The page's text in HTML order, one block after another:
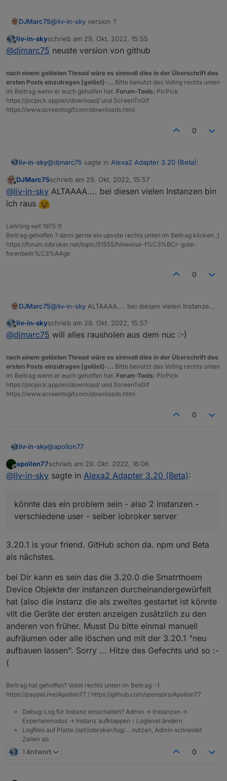
DJMarc75@liv-in-sky version ?
Offline
liv-in-skyschrieb am 29. Okt. 2022, 15:55
zuletzt editiert von
@djmarc75 neuste version von github
nach einem gelösten Thread wäre es sinnvoll dies in der Überschrift des
ersten Posts einzutragen [gelöst]-... Bitte benutzt das Voting rechts unten
im Beitrag wenn er euch geholfen hat. Forum-Tools: PicPick
https://picpick.app/en/download/ und ScreenToGif
https://www.screentogif.com/downloads.html
0
liv-in-sky@djmarc75 sagte in Alexa2 Adapter 3.20 (Beta):
@liv-in-sky version ?
Spoiler
Offline
DJMarc75schrieb am 29. Okt. 2022, 15:57
zuletzt editiert von
@liv-in-sky ALTAAAA.... bei diesen vielen Instanzen bin
ich raus
Lehrling seit 1975 !!!
Beitrag geholfen ? dann gerne ein upvote rechts unten im Beitrag klicken ;)
https://forum.iobroker.net/topic/51555/hinweise-f%C3%BCr-gute-
forenbeitr%C3%A4ge
0
DJMarc75@liv-in-sky ALTAAAA.... bei diesen vielen Instanzen
Offline
liv-in-skyschrieb am 29. Okt. 2022, 15:57
zuletzt editiert von
@djmarc75 will alles rausholen aus dem nuc :-)
nach einem gelösten Thread wäre es sinnvoll dies in der Überschrift des
ersten Posts einzutragen [gelöst]-... Bitte benutzt das Voting rechts unten
im Beitrag wenn er euch geholfen hat. Forum-Tools: PicPick
https://picpick.app/en/download/ und ScreenToGif
https://www.screentogif.com/downloads.html
0
liv-in-sky@apollon77
das gibt es ja nicht - jetzt ist der adapter auf debug
und neugestartet - jetzt ist der dp wieder da und
könnte das ein problem sein - also 2 instanzen -
verschiedene user - selber iobroker server
Offline
apollon77schrieb am 29. Okt. 2022, 16:06
zuletzt editiert von
@liv-in-sky sagte in Alexa2 Adapter 3.20 (Beta):
könnte das ein problem sein - also 2 instanzen -
verschiedene user - selber iobroker server
3.20.1 is your friend. GitHub schon da. npm und Beta
als nächstes.
bei Dir kann es sein das die 3.20.0 die Smatrthoem
Device Objekte der instanzen durcheinandergewürfelt
hat (also die instanz die als zweites gestartet ist könnte
vllt die Geräte der ersten anzeigen zusätzlich zu den
anderen von früher. Musst Du bitte einmal manuell
aufräumen oder alle löschen und mit der 3.20.1 "neu
aufbauen lassen". Sorry ... Hitze des Gefechts und so :-
(
Beitrag hat geholfen? Votet rechts unten im Beitrag :-)
https://paypal.me/Apollon77 / https://github.com/sponsors/Apollon77
Debug-Log für Instanz einschalten? Admin -> Instanzen ->
Expertenmodus -> Instanz aufklappen - Loglevel ändern
Logfiles auf Platte /opt/iobroker/log/… nutzen, Admin schneidet
Zeilen ab
1 Antwort 0